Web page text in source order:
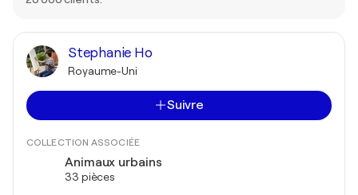
Stephanie Ho
Royaume-Uni
Suivre
COLLECTION ASSOCIÉE
Animaux urbains
33 pièces